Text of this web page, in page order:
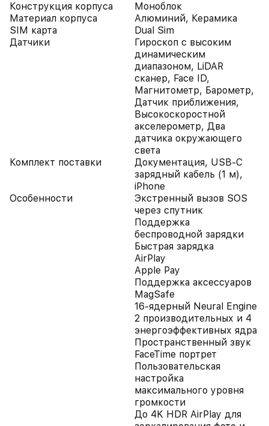
Конструкция корпуса
Моноблок
Материал корпуса
Алюминий, Керамика
SIM карта
Dual Sim
Датчики
Гироскоп с высоким
динамическим
диапазоном, LiDAR
сканер, Face ID,
Магнитометр, Барометр,
Датчик приближения,
Высокоскоростной
акселерометр, Два
датчика окружающего
света
Комплект поставки
Документация, USB-C
зарядный кабель (1 м),
iPhone
Особенности
Экстренный вызов SOS
через спутник
Поддержка
беспроводной зарядки
Быстрая зарядка
AirPlay
Apple Pay
Поддержка аксессуаров
MagSafe
16-ядерный Neural Engine
2 производительных и 4
энергоэффективных ядра
Пространственный звук
FaceTime портрет
Пользовательская
настройка
максимального уровня
громкости
До 4K HDR AirPlay для